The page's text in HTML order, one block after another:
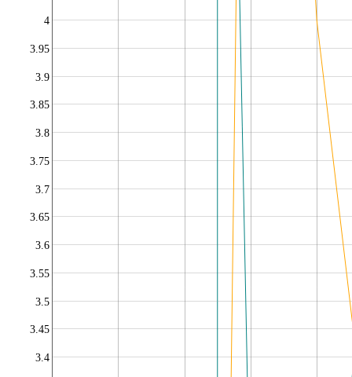
3.4
3.45
3.5
3.55
3.6
3.65
3.7
3.75
3.8
3.85
3.9
3.95
4